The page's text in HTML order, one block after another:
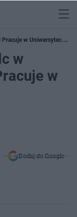
w Uniwersytecie
w
w
Dodaj do Google